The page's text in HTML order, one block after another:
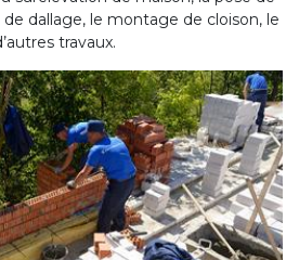
de dallage, le montage de cloison, le
travaux.